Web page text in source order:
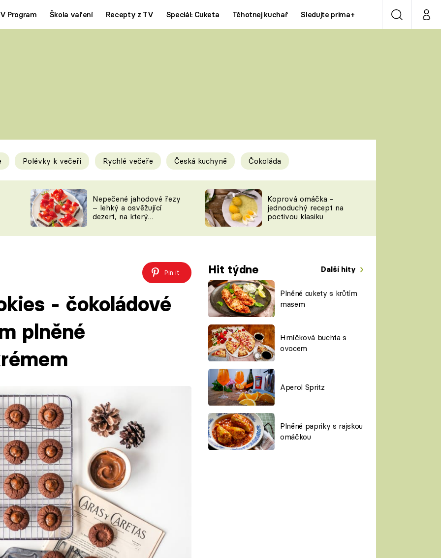
Program Škola vaření Recepty z TV Speciál: Cuketa Těhotnej kuchař Sledujte prima+ VyhledáváníMůj
Tipy a triky
KAM ZA JÍDLEM
VYCHYTÁVKY
Novinky
ŠÉFREDAKTORKY
ČASOPIS
Prima LAJK
Sledujte nás
Polévky k večeři Rychlé večeře Česká kuchyně Čokoláda
Nepečené jahodové řezy
– lehký a osvěžující
dezert, na který
Koprová omáčka -
jednoduchý recept na
poctivou klasiku
Pin it Hit týdne Další hity
Plněné cukety s krůtím
masem
Hrníčková buchta s
ovocem
Aperol Spritz
Plněné papriky s rajskou
omáčkou
- čokoládové
plněné